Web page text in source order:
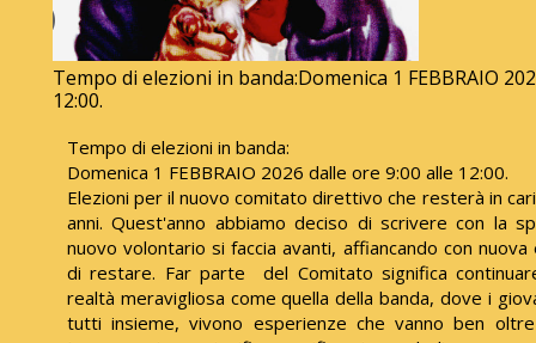
Tempo di elezioni in banda:Domenica 1 FEBBRAIO
12:00.
Tempo di elezioni in banda:
Domenica 1 FEBBRAIO 2026 dalle ore 9:00 alle 12:00.
Elezioni per il nuovo comitato direttivo che resterà in
anni. Quest'anno abbiamo deciso di scrivere con la
nuovo volontario si faccia avanti, affiancando con
di restare. Far parte del Comitato significa
realtà meravigliosa come quella della banda, dove i
tutti insieme, vivono esperienze che vanno ben